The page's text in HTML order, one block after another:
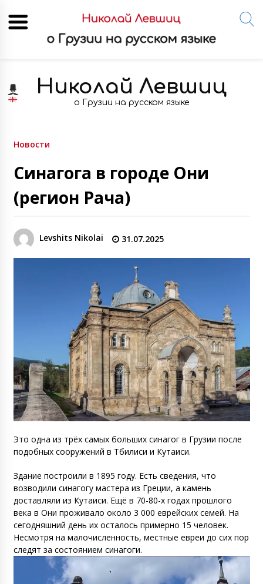
content
Николай Левшиц
о Грузии на русском языке
Новости
Синагога в городе Они
(регион Рача)
Levshits Nikolai 31.07.2025
Это одна из трёх самых больших синагог в Грузии после
подобных сооружений в Тбилиси и Кутаиси.
Здание построили в 1895 году. Есть сведения, что
возводили синагогу мастера из Греции, а камень
доставляли из Кутаиси. Ещё в 70-80-х годах прошлого
века в Они проживало около 3 000 еврейских семей. На
сегодняшний день их осталось примерно 15 человек.
Несмотря на малочисленность, местные евреи до сих пор
следят за состоянием синагоги.
Видеоплеер